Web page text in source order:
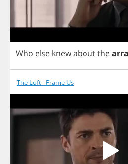
Who else knewaboutthe
The Loft - Frame Us